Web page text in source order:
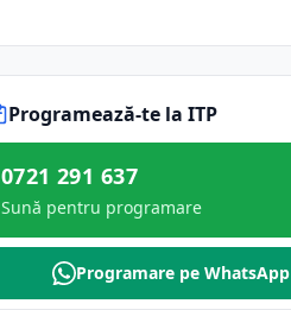
Programează-te la ITP
0721 291 637
Sună pentru programare
Programare pe WhatsApp